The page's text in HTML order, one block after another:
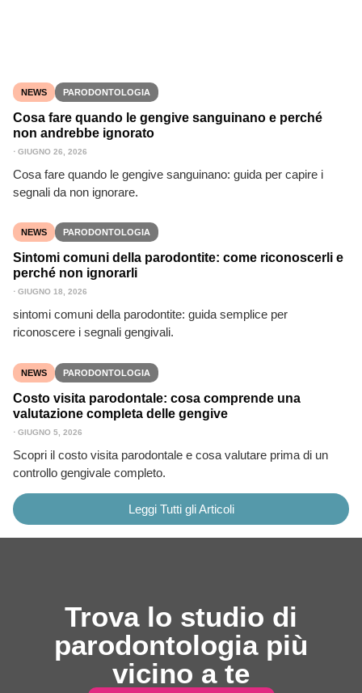
NEWS PARODONTOLOGIA
Cosa fare quando le gengive sanguinano e perché
non andrebbe ignorato
⋅ GIUGNO 26, 2026
Cosa fare quando le gengive sanguinano: guida per capire i
segnali da non ignorare.
NEWS PARODONTOLOGIA
Sintomi comuni della parodontite: come riconoscerli e
perché non ignorarli
⋅ GIUGNO 18, 2026
sintomi comuni della parodontite: guida semplice per
riconoscere i segnali gengivali.
NEWS PARODONTOLOGIA
Costo visita parodontale: cosa comprende una
valutazione completa delle gengive
⋅ GIUGNO 5, 2026
Scopri il costo visita parodontale e cosa valutare prima di un
controllo gengivale completo.
Leggi Tutti gli Articoli
Trova lo studio di
parodontologia più
vicino a te